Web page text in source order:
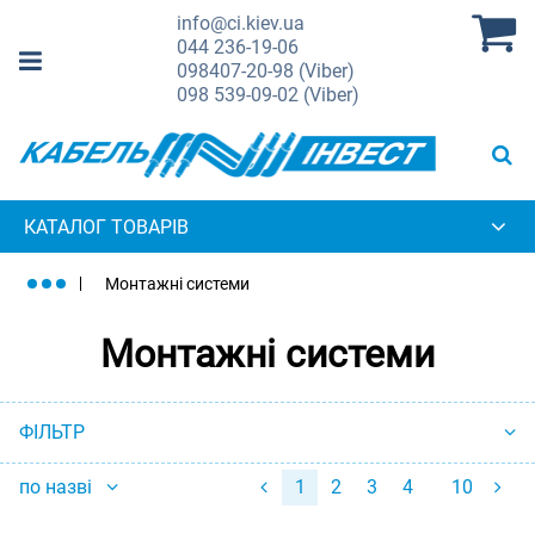
info@ci.kiev.ua
044236-19-06
098407-20-98 (Viber)
098 539-09-02 (Viber)
КАТАЛОГ ТОВАРІВ
Монтажні системи
Монтажні системи
ФІЛЬТР
по назві 1 2 3 4 10